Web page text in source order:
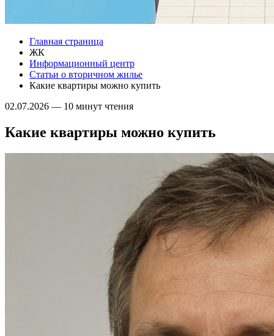
Главная страница
ЖК
Информационный центр
Статьи о вторичном жилье
Какие квартиры можно купить
02.07.2026 — 10 минут чтения
Какие квартиры можно купить